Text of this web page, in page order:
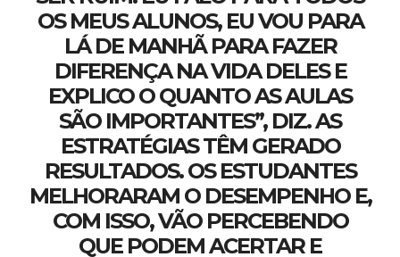
OS MEUS ALUNOS, EU VOU PARA
LÁ DE MANHÃ PARA FAZER
DIFERENÇA NA VIDA DELES E
EXPLICO O QUANTO AS AULAS
SÃO IMPORTANTES”, DIZ. AS
ESTRATÉGIAS TÊM GERADO
RESULTADOS. OS ESTUDANTES
MELHORARAM O DESEMPENHO E,
COM ISSO, VÃO PERCEBENDO
QUE PODEM ACERTAR E